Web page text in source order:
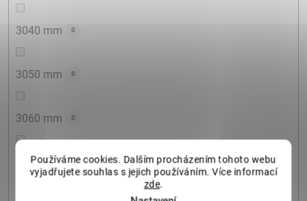
Používáme cookies. Dalším procházením tohoto webu
vyjadřujete souhlas s jejich používáním. Více informací
zde.
3040 mm 0
3050 mm 0
3060 mm 0
3100 mm 0